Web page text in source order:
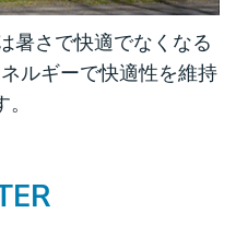
暑さで快適でなくなる
ルギーで快適性を維持